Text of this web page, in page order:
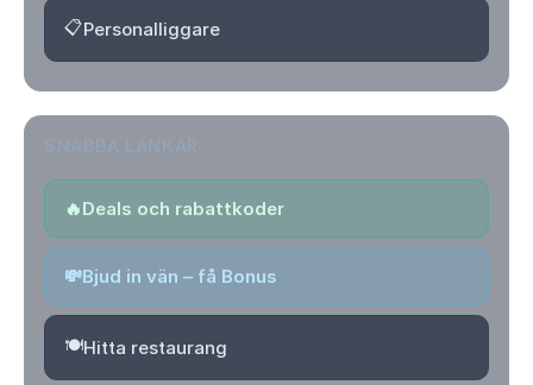
📋Personalliggare
🔥Deals och rabattkoder
💸Bjud in vän – få Bonus
🍽️Hitta restaurang